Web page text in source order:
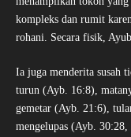
kompleks dan rumit
rohani. Secara fisik,
Ia juga menderita susah
turun (Ayb. 16:8),
gemetar (Ayb. 21:6),
mengelupas (Ayb.